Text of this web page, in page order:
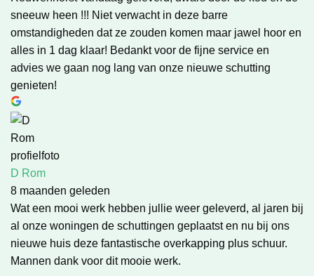
sneeuw heen !!! Niet verwacht in deze barre
omstandigheden dat ze zouden komen maar jawel hoor en
alles in 1 dag klaar! Bedankt voor de fijne service en
advies we gaan nog lang van onze nieuwe schutting
genieten!
D Rom
8 maanden geleden
Wat een mooi werk hebben jullie weer geleverd, al jaren bij
al onze woningen de schuttingen geplaatst en nu bij ons
nieuwe huis deze fantastische overkapping plus schuur.
Mannen dank voor dit mooie werk.